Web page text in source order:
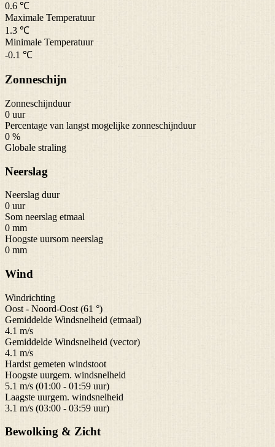
0.6 ℃
Maximale Temperatuur
1.3 ℃
Minimale Temperatuur
-0.1 ℃
Zonneschijn
Zonneschijnduur
0 uur
Percentage van langst mogelijke zonneschijnduur
0 %
Globale straling
Neerslag
Neerslag duur
0 uur
Som neerslag etmaal
0 mm
Hoogste uursom neerslag
0 mm
Wind
Windrichting
Oost - Noord-Oost (61 °)
Gemiddelde Windsnelheid (etmaal)
4.1 m/s
Gemiddelde Windsnelheid (vector)
4.1 m/s
Hardst gemeten windstoot
Hoogste uurgem. windsnelheid
5.1 m/s (01:00 - 01:59 uur)
Laagste uurgem. windsnelheid
3.1 m/s (03:00 - 03:59 uur)
Bewolking & Zicht